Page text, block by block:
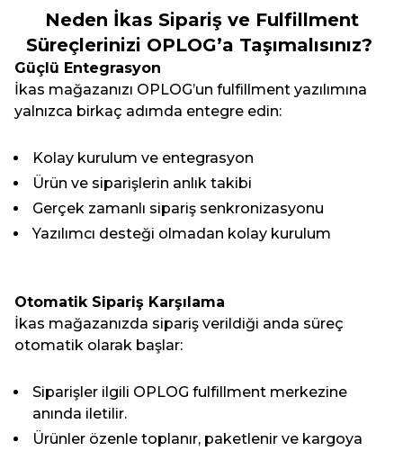
Neden İkas Sipariş ve Fulfillment
Süreçlerinizi OPLOG’a Taşımalısınız?
Güçlü Entegrasyon
İkas mağazanızı OPLOG’un fulfillment yazılımına
yalnızca birkaç adımda entegre edin:
Kolay kurulum ve entegrasyon
Ürün ve siparişlerin anlık takibi
Gerçek zamanlı sipariş senkronizasyonu
Yazılımcı desteği olmadan kolay kurulum
Otomatik Sipariş Karşılama
İkas mağazanızda sipariş verildiği anda süreç
otomatik olarak başlar:
Siparişler ilgili OPLOG fulfillment merkezine
anında iletilir.
Ürünler özenle toplanır, paketlenir ve kargoya